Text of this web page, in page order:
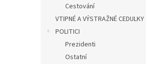
Cestování
VTIPNÉ A VÝSTRAŽNÉ CEDULKY
POLITICI
Prezidenti
Ostatní